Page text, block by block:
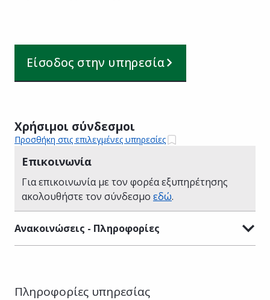
Είσοδος στην υπηρεσία
Χρήσιμοι σύνδεσμοι
Προσθήκη στις επιλεγμένες υπηρεσίες
Επικοινωνία
Για επικοινωνία με τον φορέα εξυπηρέτησης
ακολουθήστε τον σύνδεσμο εδώ.
Ανακοινώσεις - Πληροφορίες
Πληροφορίες υπηρεσίας